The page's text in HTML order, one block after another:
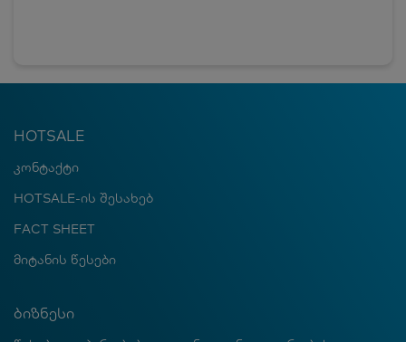
HOTSALE
კონტაქტი
HOTSALE-ის შესახებ
FACT SHEET
მიტანის წესები
ბიზნესი